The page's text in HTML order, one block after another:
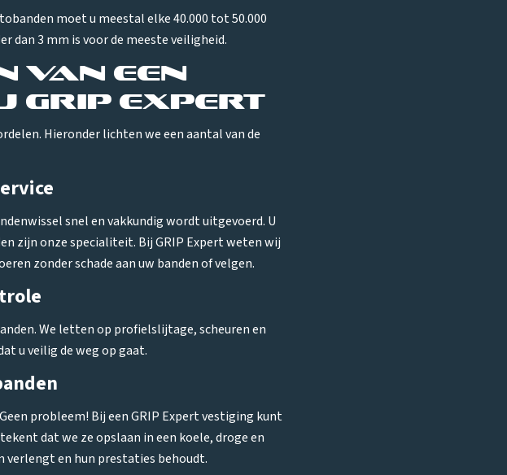
moet u meestal elke 40.000 tot 50.000
dan 3 mm is voor de meeste veiligheid.
van een
Expert
Hieronder lichten we een aantal van de
snel en vakkundig wordt uitgevoerd. U
zijn onze specialiteit. Bij GRIP Expert weten wij
zonder schade aan uw banden of velgen.
We letten op profielslijtage, scheuren en
u veilig de weg op gaat.
probleem! Bij een GRIP Expert vestiging kunt
dat we ze opslaan in een koele, droge en
verlengt en hun prestaties behoudt.